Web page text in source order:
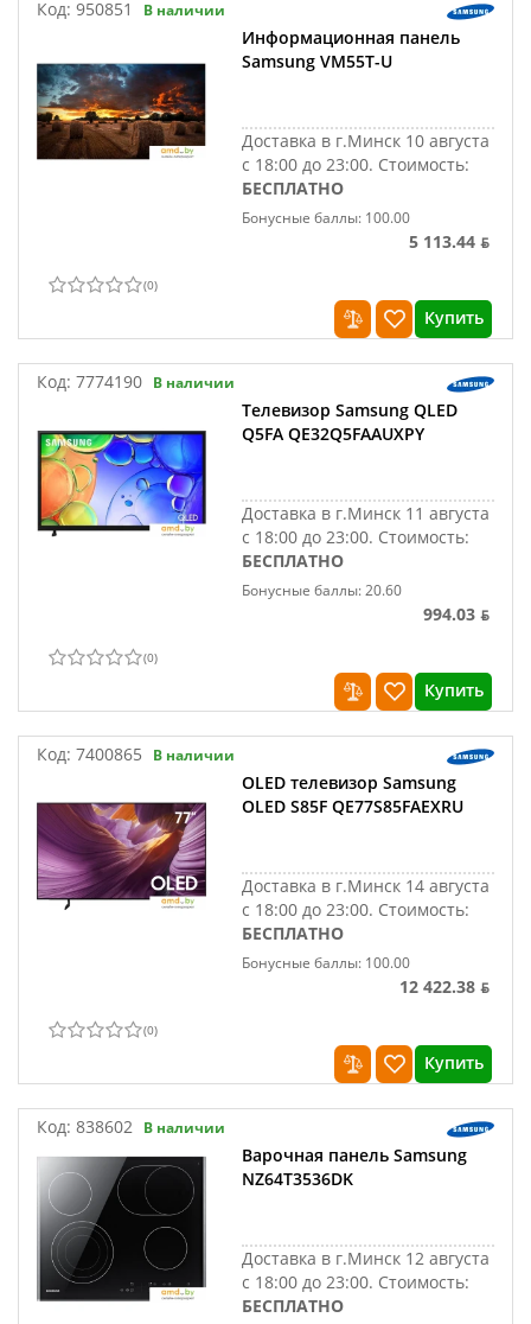
Код: 950851 В наличии
Информационная панель
Samsung VM55T-U
Доставка в г.Минск 10 августа
с 18:00 до 23:00. Стоимость:
БЕСПЛАТНО
Бонусные баллы: 100.00
5 113.44 ƃ
(0)
Купить
Код: 7774190 В наличии
Телевизор Samsung QLED
Q5FA QE32Q5FAAUXPY
Доставка в г.Минск 11 августа
с 18:00 до 23:00. Стоимость:
БЕСПЛАТНО
Бонусные баллы: 20.60
994.03 ƃ
(0)
Купить
Код: 7400865 В наличии
OLED телевизор Samsung
OLED S85F QE77S85FAEXRU
Доставка в г.Минск 14 августа
с 18:00 до 23:00. Стоимость:
БЕСПЛАТНО
Бонусные баллы: 100.00
12 422.38 ƃ
(0)
Купить
Код: 838602 В наличии
Варочная панель Samsung
NZ64T3536DK
Доставка в г.Минск 12 августа
с 18:00 до 23:00. Стоимость:
БЕСПЛАТНО